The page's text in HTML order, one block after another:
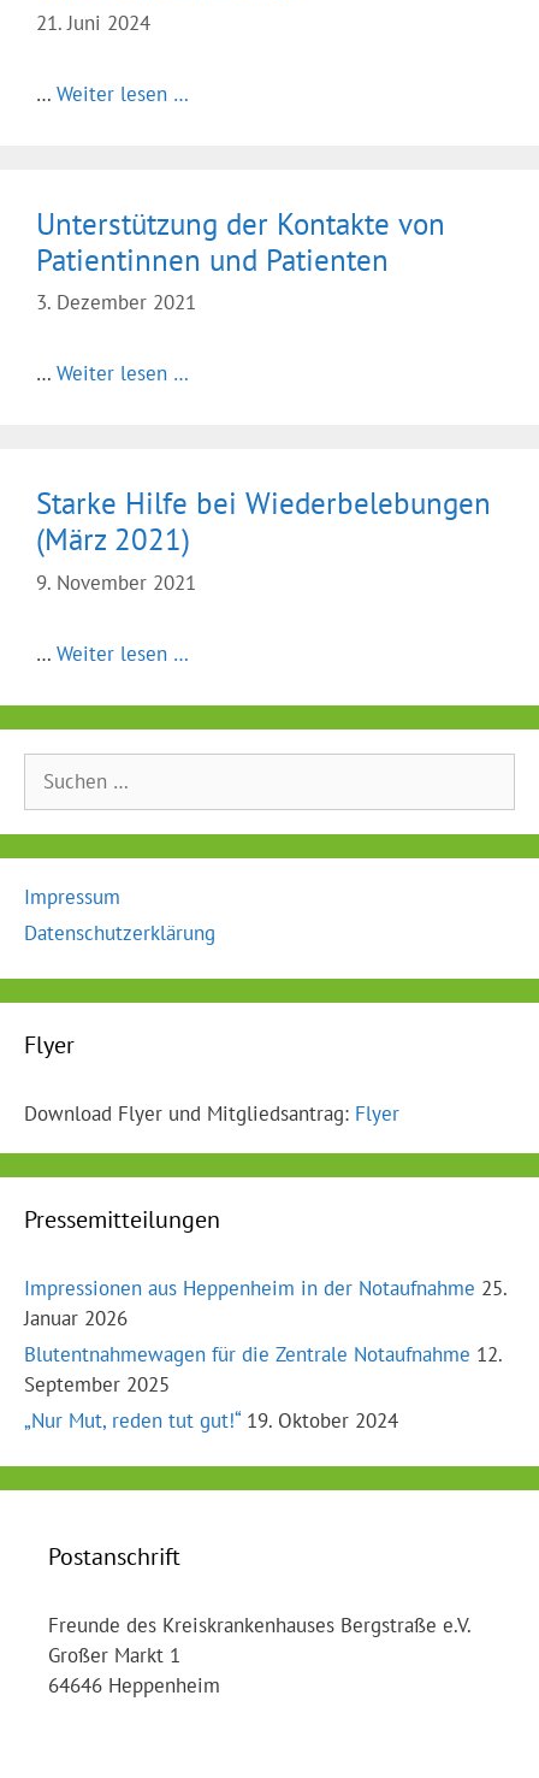
21. Juni 2024
… Weiter lesen …
Unterstützung der Kontakte von
Patientinnen und Patienten
3. Dezember 2021
… Weiter lesen …
Starke Hilfe bei Wiederbelebungen
(März 2021)
9. November 2021
… Weiter lesen …
nach:
Impressum
Datenschutzerklärung
Flyer
Download Flyer und Mitgliedsantrag: Flyer
Pressemitteilungen
Impressionen aus Heppenheim in der Notaufnahme 25.
Januar 2026
Blutentnahmewagen für die Zentrale Notaufnahme 12.
September 2025
„Nur Mut, reden tut gut!“ 19. Oktober 2024
Postanschrift
Freunde des Kreiskrankenhauses Bergstraße e.V.
Großer Markt 1
64646 Heppenheim